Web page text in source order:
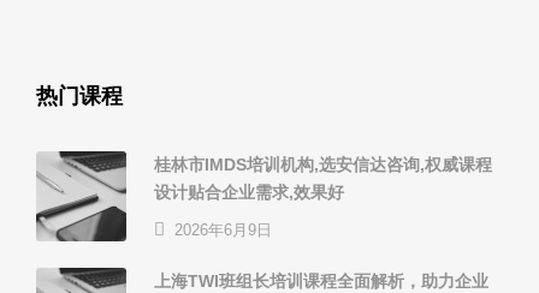
热门课程
桂林市IMDS培训机构,选安信达咨询,权威课程
设计贴合企业需求,效果好
2026年6月9日
上海TWI班组长培训课程全面解析，助力企业